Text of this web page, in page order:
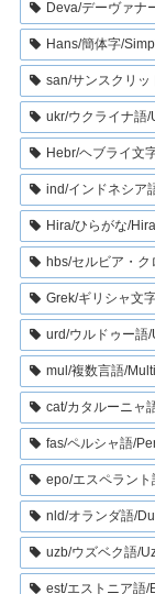
Deva/デーヴァナ
Hans/簡体字/
san/サンスクリッ
ukr/ウクライナ語
Hebr/ヘブライ文
ind/インドネシア
Hira/ひらがな/
hbs/セルビア・
Grek/ギリシャ文
urd/ウルドゥー語/
mul/複数言語/
cat/カタルーニャ
fas/ペルシャ語/
epo/エスペラン
nld/オランダ語/
uzb/ウズベク語/
est/エストニア語/